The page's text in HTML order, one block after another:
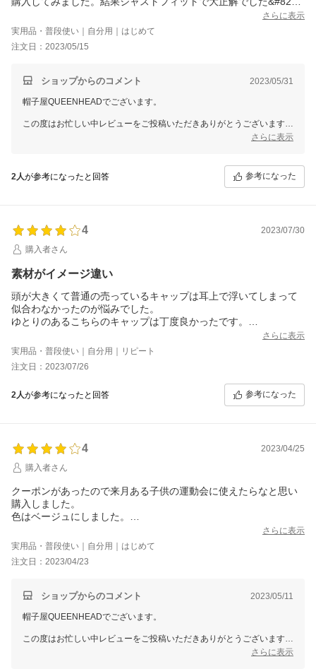
2;&#65038;程よい深さでバランス良く被ることができ、ぜひ色違
いも揃えたくなりました。素敵な商品をありがとうございます。
さらに表示
実用品・普段使い｜自分用｜はじめて
注文日：2023/05/15
ショップからのコメント 2023/05/31
帽子屋QUEENHEADでございます。
この度はお忙しい中レビューをご投稿いただきありがとうございます。
さらに表示
2人が参考になったと回答 参考になった
4
2023/07/30
購入者さん
素材がイメージ違い
頭が大きくて普通の売っているキャップは耳上で浮いてしまって
似合わなかったのが悩みでした。
ゆとりのあるこちらのキャップは丁度良かったです。
さらに表示
実用品・普段使い｜自分用｜リピート
注文日：2023/07/26
2人が参考になったと回答 参考になった
4
2023/04/25
購入者さん
クーポンがあったので来月ある子供の運動会に使えたらなと思い
購入しました。
色はベージュにしました。
さらに表示
実用品・普段使い｜自分用｜はじめて
注文日：2023/04/23
ショップからのコメント 2023/05/11
帽子屋QUEENHEADでございます。
この度はお忙しい中レビューをご投稿いただきありがとうございます。
さらに表示